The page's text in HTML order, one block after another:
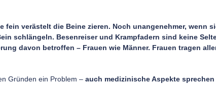
verästelt die Beine zieren. Noch unangenehmer, wenn
schlängeln. Besenreiser und Krampfadern sind keine
davon betroffen – Frauen wie Männer. Frauen tragen
Gründen ein Problem – auch medizinische Aspekte